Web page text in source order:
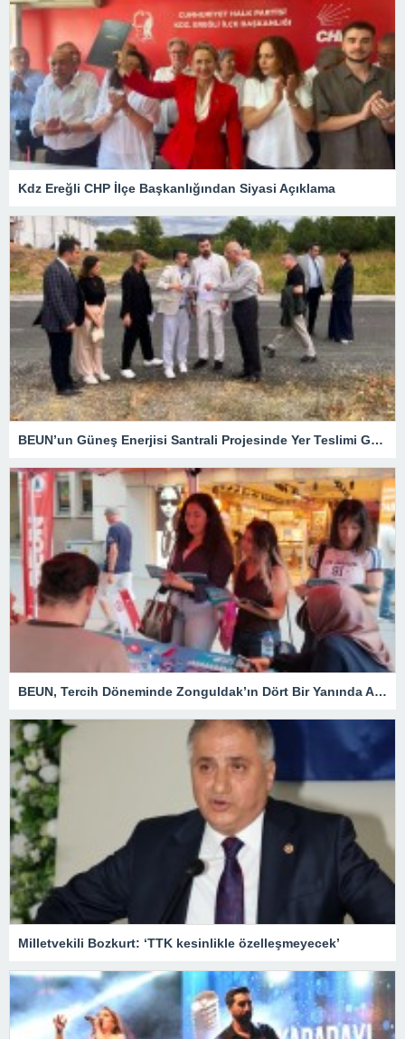
Kdz Ereğli CHP İlçe Başkanlığından Siyasi Açıklama
BEUN’un Güneş Enerjisi Santrali Projesinde Yer Teslimi Gerçekleştirildi
BEUN, Tercih Döneminde Zonguldak’ın Dört Bir Yanında Aday Öğrencilerle Buluşuyor
Milletvekili Bozkurt: ‘TTK kesinlikle özelleşmeyecek’